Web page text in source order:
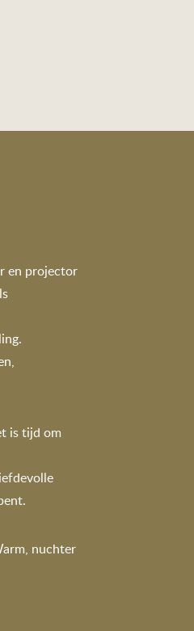
en projector
is tijd om
nuchter